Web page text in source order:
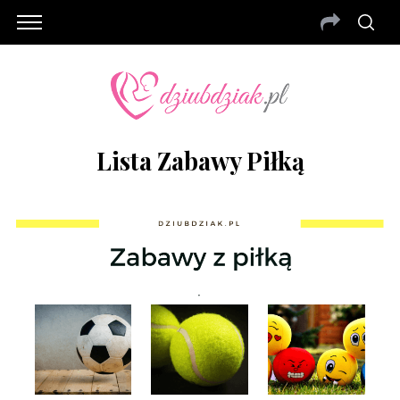
Lista Zabawy Piłką
S